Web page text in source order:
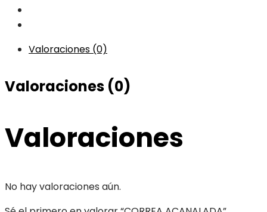
Valoraciones (0)
Valoraciones (0)
Valoraciones
No hay valoraciones aún.